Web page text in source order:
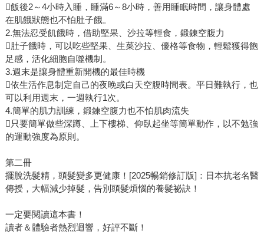
飯後2～4小時入睡，睡滿6～8小時，善用睡眠時間，讓身體處
在肌餓狀態也不怕肚子餓。
2.無法忍受飢餓時，借助堅果、沙拉等輕食，鍛鍊空腹力
肚子餓時，可以吃些堅果、生菜沙拉、優格等食物，輕鬆獲得飽
足感，活化細胞自噬機制。
3.週末是讓身體重新開機的最佳時機
依生活作息制定自己的夜晚或白天空腹時間表。平日難執行，也
可以利用週末，一週執行1次。
4.簡單的肌力訓練，鍛鍊空腹力也不怕肌肉流失
只要簡單做些深蹲、上下樓梯、仰臥起坐等簡單動作，以不勉強
的運動強度為原則。
第二冊
擺脫洗髮精，頭髮變多更健康！[2025暢銷修訂版]：日本抗老名醫
傳授，大幅減少掉髮，告別頭髮煩惱的養髮祕訣！
一定要閱讀這本書！
讀者＆體驗者熱烈迴響，好評不斷！